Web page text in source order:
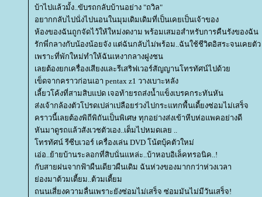
บ้าไปแล้วมั้ง..ขับรถกลับบ้านอย่าง "ถวิล"
อยากกลับไปนั่งไปนอนในมุมเดิมเดิมที่เป็นเคยเป็นเจ้าของ
ห้องของฉันถูกจัดไว้ให้ใหม่งดงาม พร้อมเสมอสำหรับการคืนรังของฉัน
รักพี่กลางกับน้องน้อยจัง แต่ฉันกลับไม่พร้อม..ฉันใช้ชีวิตอิสระจนเคยตัว
เพราะที่พักใหม่ทำให้ฉันเหงากลางฝูงชน
เลยต้องยกเครื่องเสียงและรีเสริฟเวอร์สัญญานโทรทัศน์ไปด้ว
เข็ดจากคราวก่อนเอา pentax z1 วางเบาะหลัง
เลี้ยวโค้งที่สามสิบแปด เจอท้ายรถส่งน้ำแข็งเบรคกระทันหัน
ส่งเจ้ากล้องตัวโปรดเปล่าเปลือยร่วงไปกระแทกพื้นเดี้ยงซ่อมไม่เสร็จ
คราวนี้เลยต้องพิถีพิถันเป็นพิเศษ ทุกอย่างส่งเข้าหีบห่อแพคอย่างดี
หันมาดูรถแล้วสังเวชตัวเอง..เต็มไปหมดเลย ..
ทรทัศน์ รีซีบเวอร์ เครื่องเล่น DVD โน้ตบุ้คตัวใหม่
เอ่อ..ย้ายบ้านระลอกที่สิบนั่นแหล่ะ..บ้าหอบอิเล็คทรอนิค..!
กับสายฝนจากฟ้าผืนเดียวผืนเดิม ฉันห่วงของมากกว่าห่วงเวลา
่องมาต้วมเตี้ยม..ต้วมเตี้ยม
ถนนเสี่ยงความลื่นเพราะยังซ่อมไม่เสร็จ ซ่อมมันไม่มีวันเสร็จ!